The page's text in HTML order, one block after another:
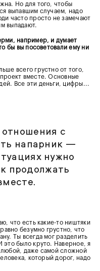
Но для того, чтобы
выпавшим случаем, надо
часто просто не замечают
выпадают.
например, и думает
бы вы посоветовали ему ни
всего грустно от того,
вместе. Основные
Все эти деньги, цифры...
с
напарник —
нужно
продолжать
что есть какие-то ништяки
безумно грустно, что
Ты всегда мог разделить
это было круто. Наверное, я
даже самой сложной
который дорог, надо